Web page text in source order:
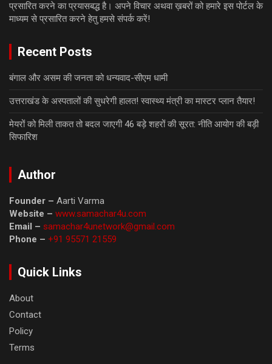
प्रसारित करने का प्रयासबद्ध है। अपने विचार अथवा ख़बरों को हमारे इस पोर्टल के
माध्यम से प्रसारित करने हेतु हमसे संपर्क करें!
Recent Posts
बंगाल और असम की जनता को धन्यवाद-सीएम धामी
उत्तराखंड के अस्पतालों की सुधरेगी हालत! स्वास्थ्य मंत्री का मास्टर प्लान तैयार!
मेयरों को मिली ताकत तो बदल जाएगी 46 बड़े शहरों की सूरत: नीति आयोग की बड़ी
सिफारिश
Author
Founder – Aarti Varma
Website – www.samachar4u.com
Email – samachar4unetwork@gmail.com
Phone – +91 95571 21559
Quick Links
About
Contact
Policy
Terms